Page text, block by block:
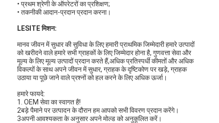
• प्रथम श्रेणी के ऑपरेटरों का प्रशिक्षण;
• तकनीकी आदान-प्रदान प्रदान करना।
LESITE मिशन:
मानव जीवन में सुधार की सुविधा के लिए हमारी प्राथमिक जिम्मेदारी हमारे उत्पादों
को खरीदने वाले हमारे सभी ग्राहकों के लिए जिम्मेदार होना है, गुणवत्ता सेवा और
मूल्य के लिए मूल्य उत्पादों प्रदान करते हैं,अधिक प्रतिस्पर्धी कीमतों और अधिक
विकल्पों के साथ अपने जीवन में सुधार, ग्राहक के दृष्टिकोण पर खड़े, ग्राहक
उठाया या पूछे जाने वाले प्रश्नों को हल करने के लिए अधिक ऊर्जा।
हमारे फायदे:
1. OEM सेवा का स्वागत है!
2बड़े पैमाने पर उत्पादन के दौरान हम आपको सभी विवरण प्रदान करेंगे।
3अपनी आवश्यकता के अनुसार अपने मोल्ड को अनुकूलित करें।